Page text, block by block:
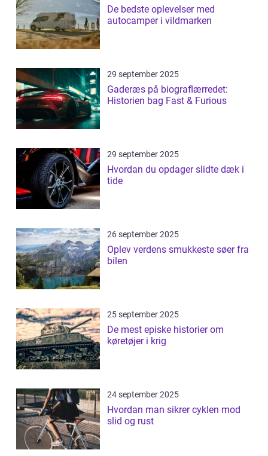
De bedste oplevelser med
autocamper i vildmarken
29 september 2025
Gaderæs på biograflærredet:
Historien bag Fast & Furious
29 september 2025
Hvordan du opdager slidte dæk i
tide
26 september 2025
Oplev verdens smukkeste søer fra
bilen
25 september 2025
De mest episke historier om
køretøjer i krig
24 september 2025
Hvordan man sikrer cyklen mod
slid og rust